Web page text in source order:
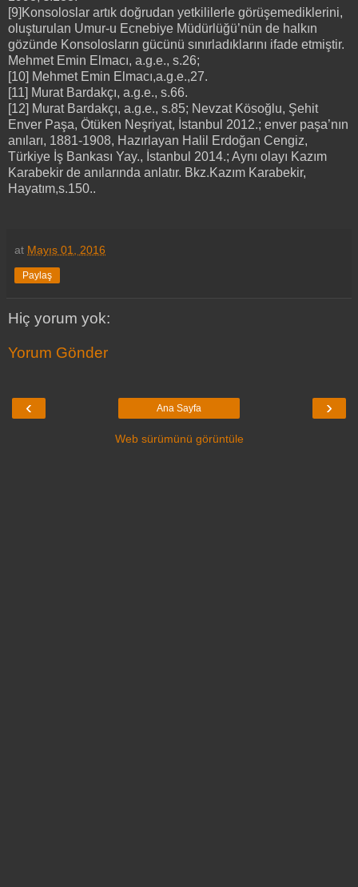
[9]Konsoloslar artık doğrudan yetkililerle görüşemediklerini,
oluşturulan Umur-u Ecnebiye Müdürlüğü’nün de halkın
gözünde Konsolosların gücünü sınırladıklarını ifade etmiştir.
Mehmet Emin Elmacı, a.g.e., s.26;
[10] Mehmet Emin Elmacı,a.g.e.,27.
[11] Murat Bardakçı, a.g.e., s.66.
[12] Murat Bardakçı, a.g.e., s.85; Nevzat Kösoğlu, Şehit
Enver Paşa, Ötüken Neşriyat, İstanbul 2012.; enver paşa’nın
anıları, 1881-1908, Hazırlayan Halil Erdoğan Cengiz,
Türkiye İş Bankası Yay., İstanbul 2014.; Aynı olayı Kazım
Karabekir de anılarında anlatır. Bkz.Kazım Karabekir,
Hayatım,s.150..
at Mayıs 01, 2016
Paylaş
Hiç yorum yok:
Yorum Gönder
‹ ›
Ana Sayfa
Web sürümünü görüntüle